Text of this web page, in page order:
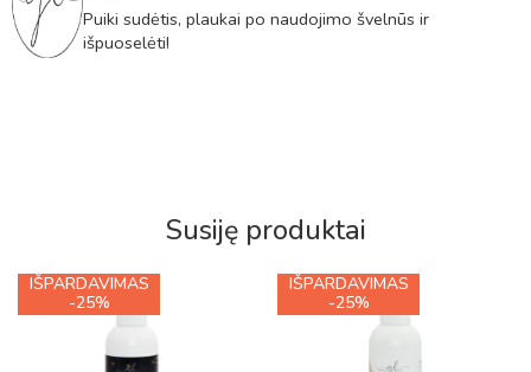
Puiki sudėtis, plaukai po naudojimo švelnūs ir
išpuoselėti!
Susiję produktai
IŠPARDAVIMAS
-25%
IŠPARDAVIMAS
-25%